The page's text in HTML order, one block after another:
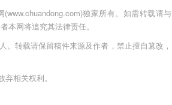
独家所有。如需转载请与
本网将追究其法律责任。
转载请保留稿件来源及作者，禁止擅自篡改，
相关权利。